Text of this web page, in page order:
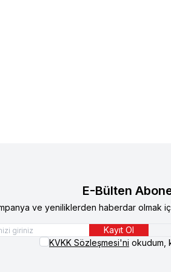
E-Bülten
ve yeniliklerden haberdar olmak
Kayıt Ol
KVKK Sözleşmesi'ni okudum,